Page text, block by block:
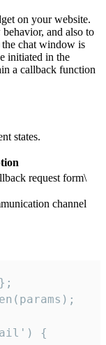
on your website.
and also to
chat window is
initiated in the
a callback function
states.
request form\
channel
{